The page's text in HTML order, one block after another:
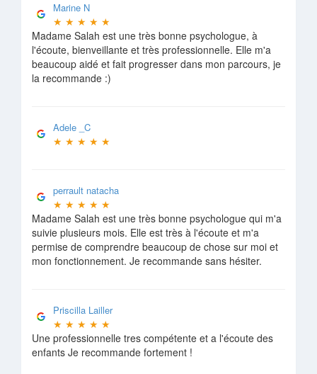
Marine N
★ ★ ★ ★ ★
Madame Salah est une très bonne psychologue, à
l'écoute, bienveillante et très professionnelle. Elle m'a
beaucoup aidé et fait progresser dans mon parcours, je
la recommande :)
Adele _C
★ ★ ★ ★ ★
perrault natacha
★ ★ ★ ★ ★
Madame Salah est une très bonne psychologue qui m'a
suivie plusieurs mois. Elle est très à l'écoute et m'a
permise de comprendre beaucoup de chose sur moi et
mon fonctionnement. Je recommande sans hésiter.
Priscilla Lailler
★ ★ ★ ★ ★
Une professionnelle tres compétente et a l'écoute des
enfants Je recommande fortement !